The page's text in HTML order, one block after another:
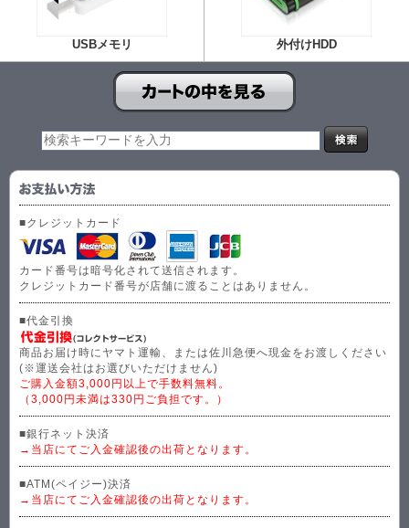
USBメモリ 外付けHDD
■クレジットカード
カード番号は暗号化されて送信されます。
クレジットカード番号が店舗に渡ることはありません。
■代金引換
商品お届け時にヤマト運輸、または佐川急便へ現金をお渡しください
(※運送会社はお選びいただけません)
ご購入金額3,000円以上で手数料無料。
（3,000円未満は330円ご負担です。）
■銀行ネット決済
→当店にてご入金確認後の出荷となります。
■ATM(ペイジー)決済
→当店にてご入金確認後の出荷となります。